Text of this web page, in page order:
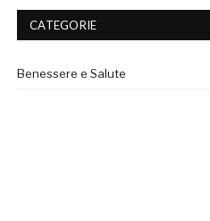
CATEGORIE
Benessere e Salute